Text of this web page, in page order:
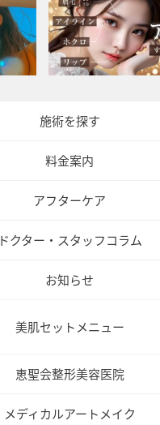
施術を探す
料金案内
アフターケア
ドクター・スタッフコラム
お知らせ
美肌セットメニュー
恵聖会整形美容医院
メディカルアートメイク